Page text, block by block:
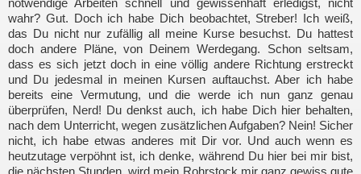
notwendige Arbeiten schnell und gewissenhaft erledigst, nicht
wahr? Gut. Doch ich habe Dich beobachtet, Streber! Ich weiß,
das Du nicht nur zufällig all meine Kurse besuchst. Du hattest
doch andere Pläne, von Deinem Werdegang. Schon seltsam,
dass es sich jetzt doch in eine völlig andere Richtung erstreckt
und Du jedesmal in meinen Kursen auftauchst. Aber ich habe
bereits eine Vermutung, und die werde ich nun ganz genau
überprüfen, Nerd! Du denkst auch, ich habe Dich hier behalten,
nach dem Unterricht, wegen zusätzlichen Aufgaben? Nein! Sicher
nicht, ich habe etwas anderes mit Dir vor. Und auch wenn es
heutzutage verpöhnt ist, ich denke, während Du hier bei mir bist,